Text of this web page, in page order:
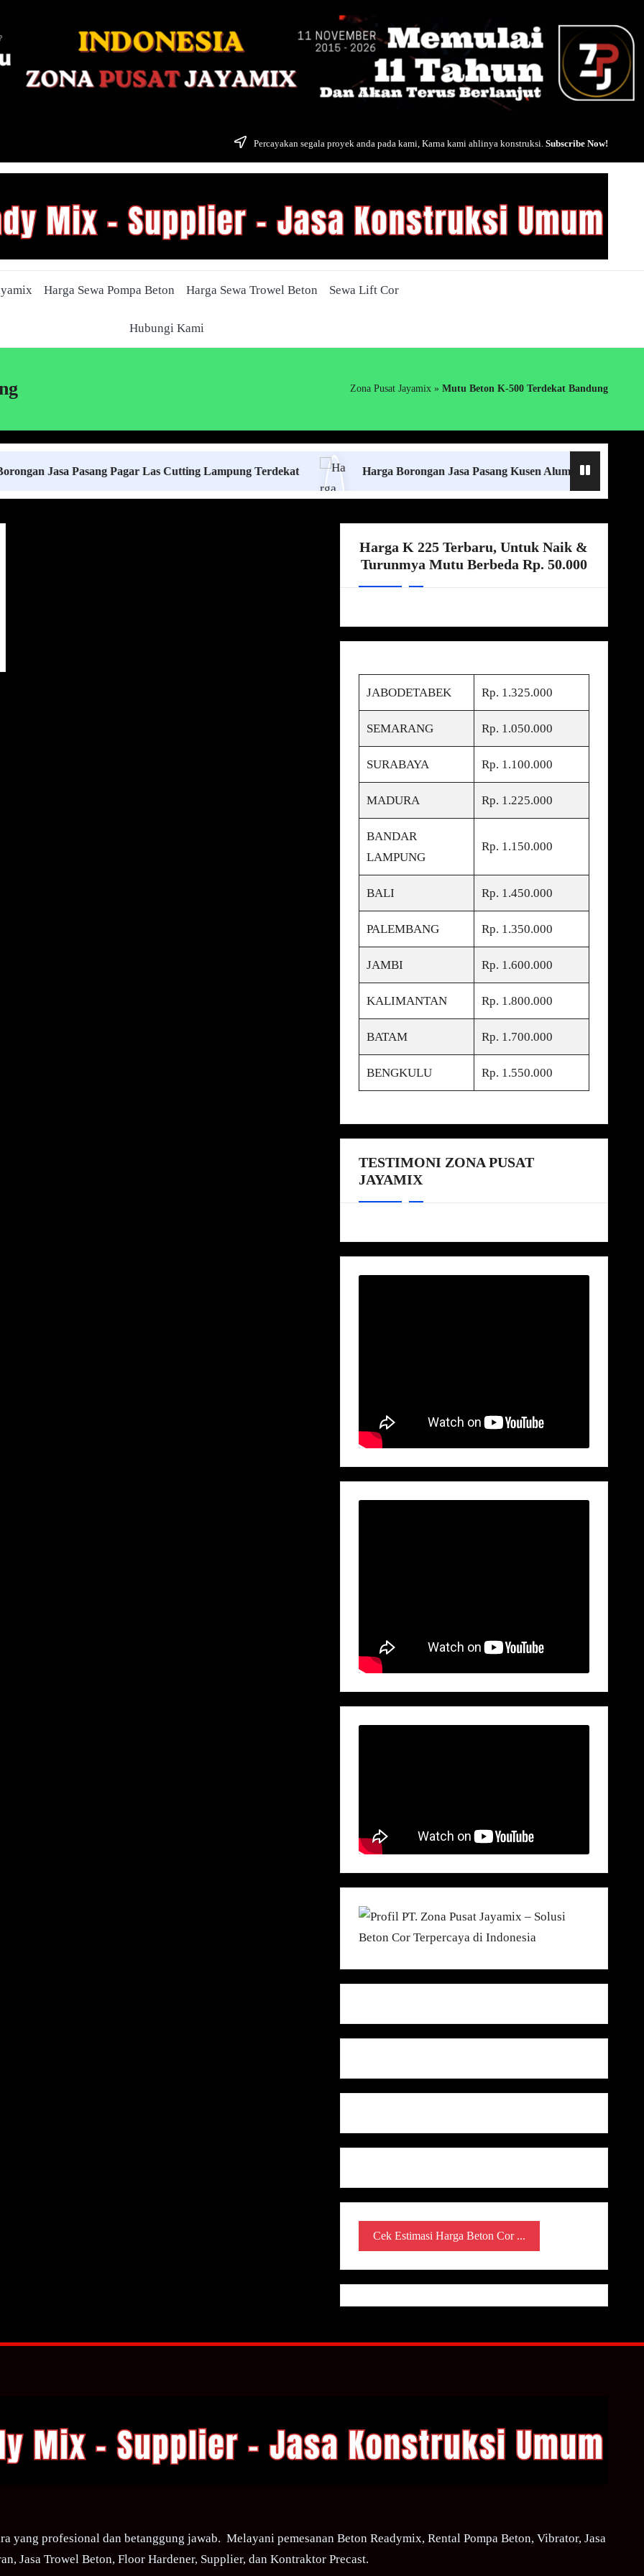
Percayakan segala proyek anda pada kami, Karna kami ahlinya konstruksi. Subscribe Now!
Harga Sewa Pompa Beton Harga Sewa Trowel Beton Sewa Lift Cor
Hubungi Kami
Zona Pusat Jayamix » Mutu Beton K-500 Terdekat Bandung
Pasang Pagar Las Cutting Lampung Terdekat Harga Borongan Jasa Pasang Kusen Aluminium Lampung
Harga K 225 Terbaru, Untuk Naik &
Turunmya Mutu Berbeda Rp. 50.000
JABODETABEK Rp. 1.325.000
SEMARANG Rp. 1.050.000
SURABAYA Rp. 1.100.000
MADURA Rp. 1.225.000
BANDAR
LAMPUNG
Rp. 1.150.000
BALI Rp. 1.450.000
PALEMBANG Rp. 1.350.000
JAMBI Rp. 1.600.000
KALIMANTAN Rp. 1.800.000
BATAM Rp. 1.700.000
BENGKULU Rp. 1.550.000
TESTIMONI ZONA PUSAT
JAYAMIX
Cek Estimasi Harga Beton Cor ...
yang profesional dan betanggung jawab. Melayani pemesanan Beton Readymix, Rental Pompa Beton, Vibrator, Jasa
Jasa Trowel Beton, Floor Hardener, Supplier, dan Kontraktor Precast.